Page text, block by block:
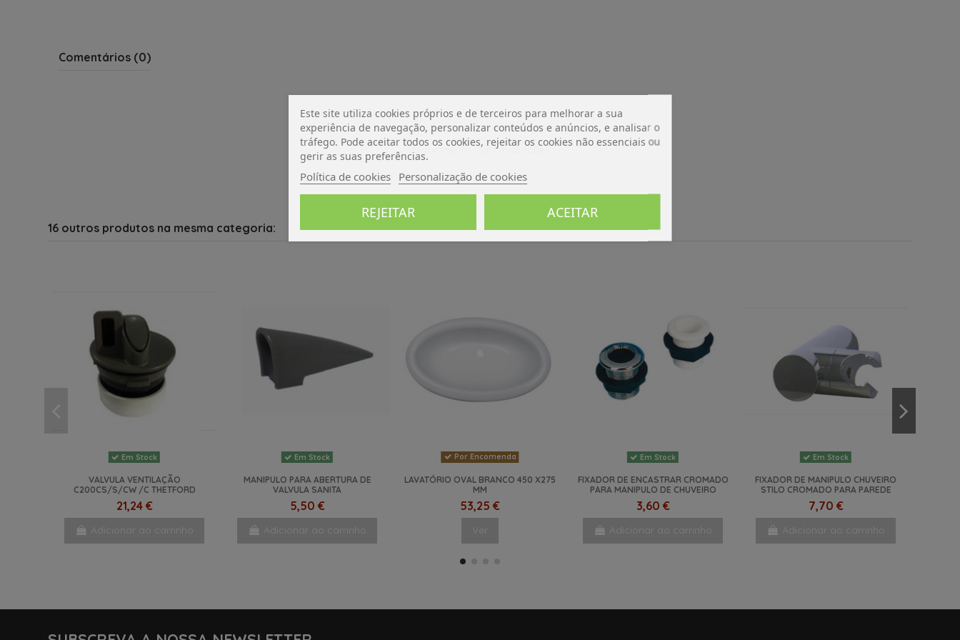
Comentários (0)
De momento, sem avaliações.
16 outros produtos na mesma categoria:
Em Stock
VALVULA VENTILAÇÃO
C200CS/S/CW /C THETFORD
21,24 €
Adicionar ao carrinho
Em Stock
MANIPULO PARA ABERTURA DE
VALVULA SANITA
5,50 €
Adicionar ao carrinho
Por Encomenda
LAVATÓRIO OVAL BRANCO 450 X275
MM
53,25 €
Ver
Em Stock
FIXADOR DE ENCASTRAR CROMADO
PARA MANIPULO DE CHUVEIRO
3,60 €
Adicionar ao carrinho
Em Stock
FIXADOR DE MANIPULO CHUVEIRO
STILO CROMADO PARA PAREDE
7,70 €
Adicionar ao carrinho
Este site utiliza cookies próprios e de terceiros para melhorar a sua
experiência de navegação, personalizar conteúdos e anúncios, e analisar o
tráfego. Pode aceitar todos os cookies, rejeitar os cookies não essenciais ou
gerir as suas preferências.
Política de cookies Personalização de cookies
REJEITAR ACEITAR